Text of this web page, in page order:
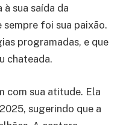
sua saída da
foi sua paixão.
programadas, e que
chateada.
com sua atitude. Ela
sugerindo que a